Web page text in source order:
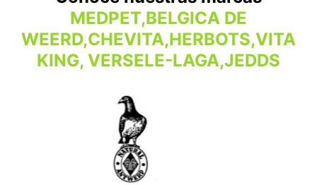
MEDPET,BELGICA DE
WEERD,CHEVITA,HERBOTS,VITA
KING, VERSELE-LAGA,JEDDS